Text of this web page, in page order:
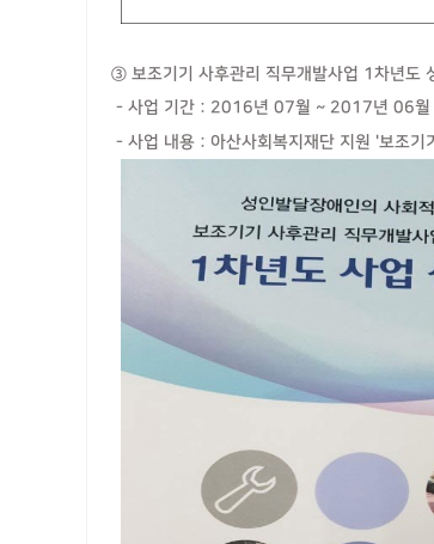
③ 보조기기 사후관리 직무개발사업 1차년도
- 사업 기간 : 2016년 07월 ~ 2017년 06월
- 사업 내용 : 아산사회복지재단 지원 '보조